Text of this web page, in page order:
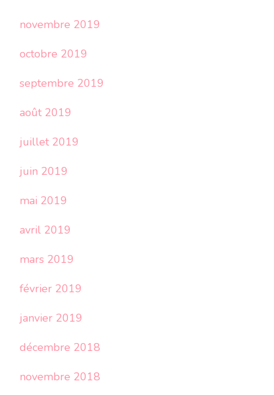
novembre 2019
octobre 2019
septembre 2019
août 2019
juillet 2019
juin 2019
mai 2019
avril 2019
mars 2019
février 2019
janvier 2019
décembre 2018
novembre 2018